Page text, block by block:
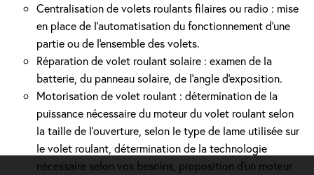
Centralisation de volets roulants filaires ou radio : mise
en place de l'automatisation du fonctionnement d’une
partie ou de l'ensemble des volets.
Réparation de volet roulant solaire : examen de la
batterie, du panneau solaire, de l'angle d'exposition.
Motorisation de volet roulant : détermination de la
puissance nécessaire du moteur du volet roulant selon
la taille de l’ouverture, selon le type de lame utilisée sur
le volet roulant, détermination de la technologie
nécessaire selon vos besoins, proposition d'un moteur